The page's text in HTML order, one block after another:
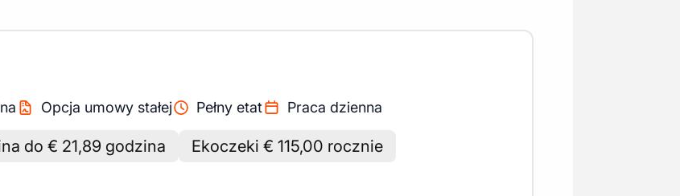
Opcja umowy stałej Pełny etat Praca dzienna
do € 21,89 godzina
Ekoczeki € 115,00 rocznie